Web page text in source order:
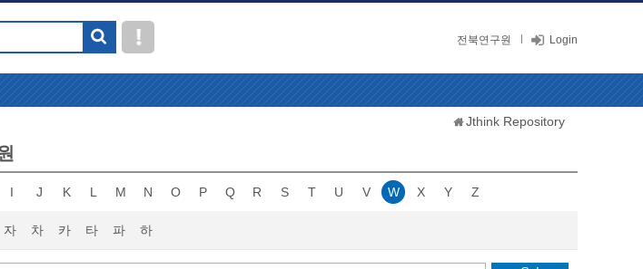
전북연구원 Login
Jthink Repository
I J K L M N O P Q R S T U V W X Y Z
자 차 카 타 파 하